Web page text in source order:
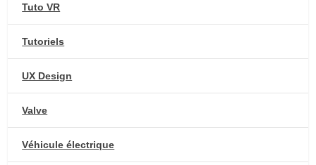
Tuto VR
Tutoriels
UX Design
Valve
Véhicule électrique